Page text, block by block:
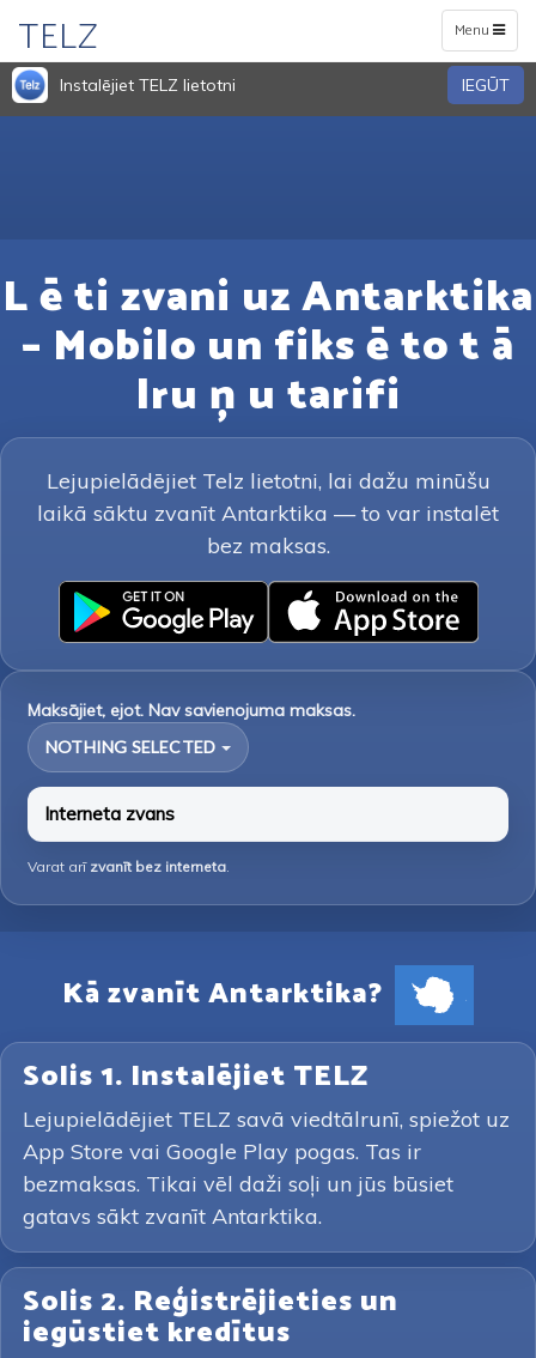
Toggle
navigation
Menu
TELZ
Instalējiet TELZ lietotni IEGŪT
L ē ti zvani uz Antarktika
– Mobilo un fiks ē to t ā
lru ņ u tarifi
Lejupielādējiet Telz lietotni, lai dažu minūšu
laikā sāktu zvanīt Antarktika — to var instalēt
bez maksas.
Maksājiet, ejot. Nav savienojuma maksas.
NOTHING SELECTED
Interneta zvans
Varat arī zvanīt bez interneta.
Kā zvanīt Antarktika?
Solis 1. Instalējiet TELZ
Lejupielādējiet TELZ savā viedtālrunī, spiežot uz
App Store vai Google Play pogas. Tas ir
bezmaksas. Tikai vēl daži soļi un jūs būsiet
gatavs sākt zvanīt Antarktika.
Solis 2. Reģistrējieties un
iegūstiet kredītus